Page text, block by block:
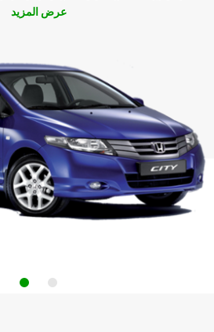
عرض المزيد